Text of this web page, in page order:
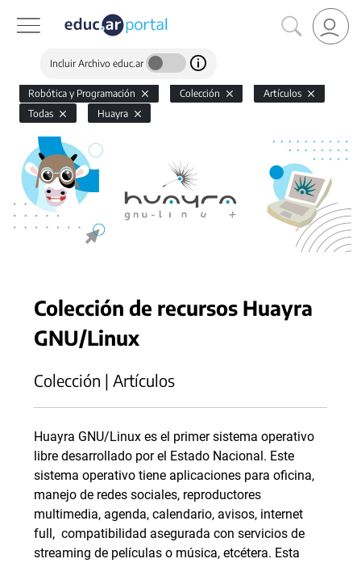
Incluir Archivo educ.ar
Robótica y Programación Colección
Artículos
Todas
Huayra
Colección de recursos Huayra
GNU/Linux
Colección | Artículos
Huayra GNU/Linux es el primer sistema operativo
libre desarrollado por el Estado Nacional. Este
sistema operativo tiene aplicaciones para oficina,
manejo de redes sociales, reproductores
multimedia, agenda, calendario, avisos, internet
full, compatibilidad asegurada con servicios de
streaming de películas o música, etcétera. Esta